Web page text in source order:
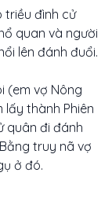
triều đình cử
quan và người
lên đánh đuổi.
(em vợ Nông
thành Phiên
quân đi đánh
truy nã vợ
ở đó.